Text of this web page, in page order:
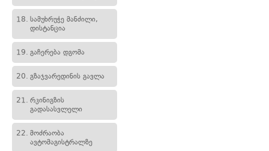
18. სამუხრუჭე მანძილი,
დისტანცია
19. გაჩერება დგომა
20. გზაჯვარედინის გავლა
21. რკინიგზის
გადასასვლელი
22. მოძრაობა
ავტომაგისტრალზე